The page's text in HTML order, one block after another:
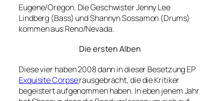
Eugene/Oregon. Die Geschwister Jenny Lee
Lindberg (Bass) und Shannyn Sossamon (Drums)
kommen aus Reno/Nevada.
Die ersten Alben
Diese vier haben 2008 dann in dieser Besetzung EP
Exquisite Corpserausgebracht, die die Kritiker
begeistert aufgenommen haben. In eben jenem Jahr